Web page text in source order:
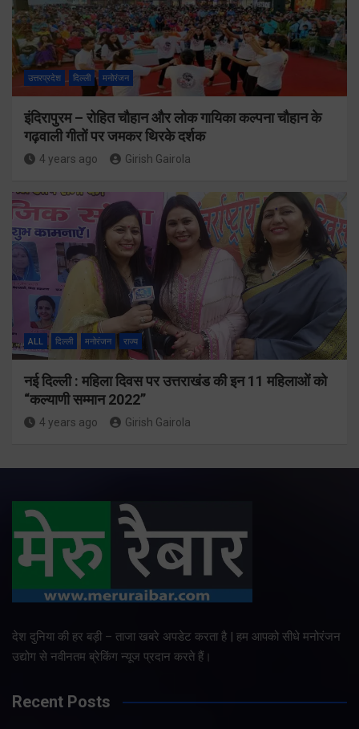
उत्तरप्रदेश दिल्ली मनोरंजन
इंदिरापुरम – रोहित चौहान और लोक गायिका कल्पना चौहान के
गढ़वाली गीतों पर जमकर थिरके दर्शक
4 years ago Girish Gairola
ALL दिल्ली मनोरंजन राज्य
नई दिल्ली : महिला दिवस पर उत्तराखंड की इन 11 महिलाओं को
“कल्याणी सम्मान 2022”
4 years ago Girish Gairola
देश दुनिया की हर बड़ी – ताजा खबरे अपडेट करता है | हम आपको सीधे मनोरंजन
उद्योग से नवीनतम ब्रेकिंग न्यूज प्रदान करते हैं।
Recent Posts